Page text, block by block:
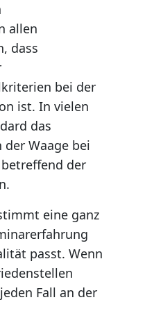
allen
dass
bei der
ist. In vielen
das
Waage bei
der
eine ganz
passt. Wenn
Fall an der